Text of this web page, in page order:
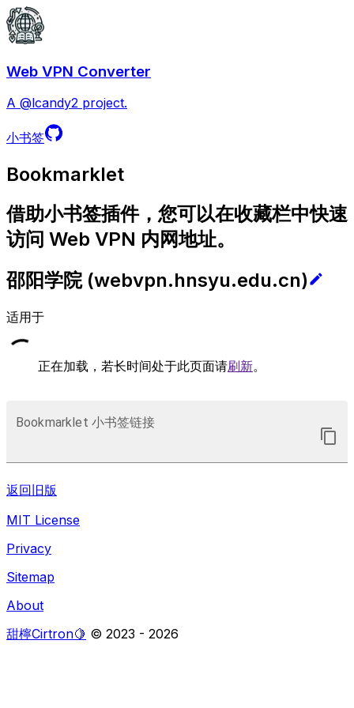
Web VPN Converter
A @lcandy2 project.
小书签
Bookmarklet
借助小书签插件，您可以在收藏栏中快速
访问 Web VPN 内网地址。
邵阳学院(webvpn.hnsyu.edu.cn)
适用于
正在加载，若长时间处于此页面请刷新。
Bookmarklet 小书签链接
返回旧版
MIT License
Privacy
Sitemap
About
甜檸Cirtron🍋 © 2023 - 2026